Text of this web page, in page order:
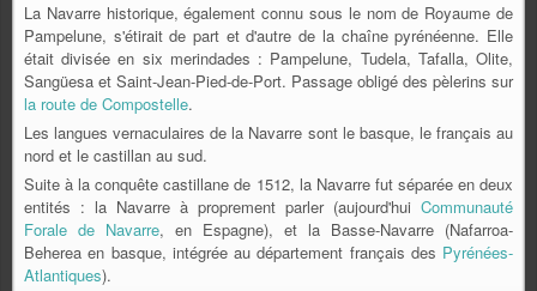
La Navarre historique, également connu sous le nom de Royaume de
Pampelune, s'étirait de part et d'autre de la chaîne pyrénéenne. Elle
était divisée en six merindades : Pampelune, Tudela, Tafalla, Olite,
Sangüesa et Saint-Jean-Pied-de-Port. Passage obligé des pèlerins sur
la route de Compostelle.
Les langues vernaculaires de la Navarre sont le basque, le français au
nord et le castillan au sud.
Suite à la conquête castillane de 1512, la Navarre fut séparée en deux
entités : la Navarre à proprement parler (aujourd'hui Communauté
Forale de Navarre, en Espagne), et la Basse-Navarre (Nafarroa-
Beherea en basque, intégrée au département français des Pyrénées-
Atlantiques).